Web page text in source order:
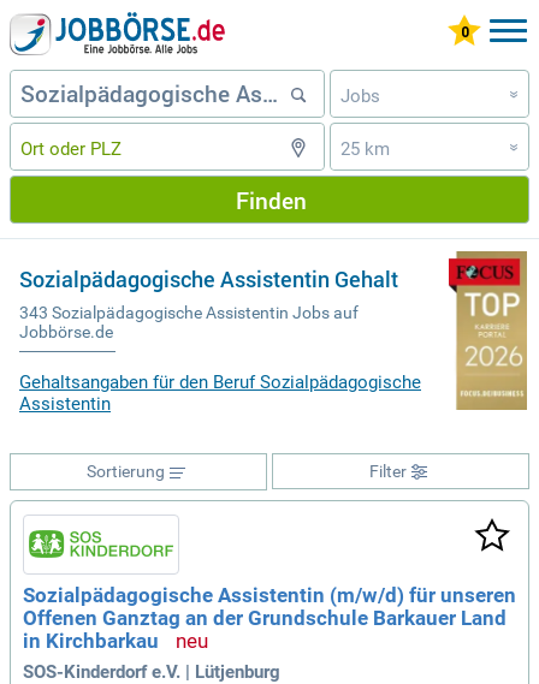
Jobs »
25 km »
Finden
Sozialpädagogische Assistentin Gehalt
343 Sozialpädagogische Assistentin Jobs auf
Jobbörse.de
Gehaltsangaben für den Beruf Sozialpädagogische
Assistentin
Filter
Sortierung
Sozialpädagogische Assistentin (m/w/d) für unseren
Offenen Ganztag an der Grundschule Barkauer Land
in Kirchbarkau
SOS-Kinderdorf e.V. | Lütjenburg